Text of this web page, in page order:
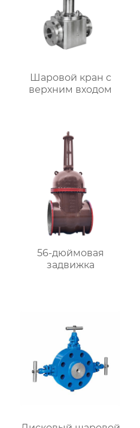
Шаровой кран с
верхним входом
56-дюймовая
задвижка